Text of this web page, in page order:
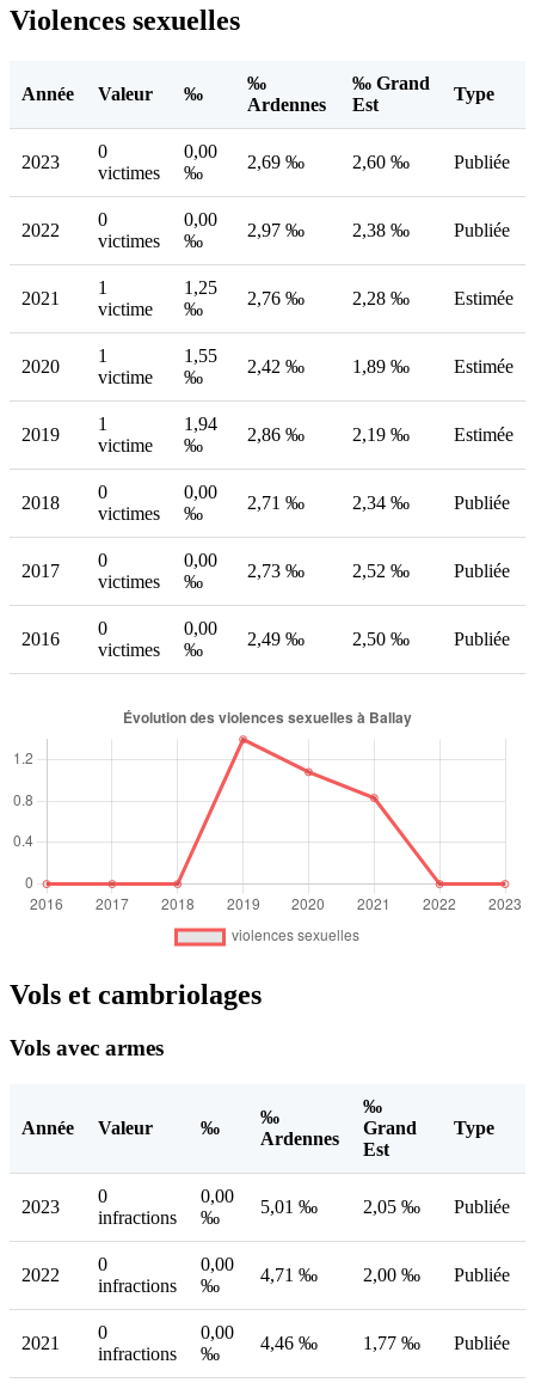
Violences sexuelles
Année Valeur ‰
‰
Ardennes
‰ Grand
Est
Type
2023
0
victimes
0,00
‰
2,69 ‰ 2,60 ‰ Publiée
2022
0
victimes
0,00
‰
2,97 ‰ 2,38 ‰ Publiée
2021
1
victime
1,25
‰
2,76 ‰ 2,28 ‰ Estimée
2020
1
victime
1,55
‰
2,42 ‰ 1,89 ‰ Estimée
2019
1
victime
1,94
‰
2,86 ‰ 2,19 ‰ Estimée
2018
0
victimes
0,00
‰
2,71 ‰ 2,34 ‰ Publiée
2017
0
victimes
0,00
‰
2,73 ‰ 2,52 ‰ Publiée
2016
0
victimes
0,00
‰
2,49 ‰ 2,50 ‰ Publiée
Vols et cambriolages
Vols avec armes
Année Valeur ‰
‰
Ardennes
‰
Grand
Est
Type
2023
0
infractions
0,00
‰
5,01 ‰ 2,05 ‰ Publiée
2022
0
infractions
0,00
‰
4,71 ‰ 2,00 ‰ Publiée
2021
0
infractions
0,00
‰
4,46 ‰ 1,77 ‰ Publiée